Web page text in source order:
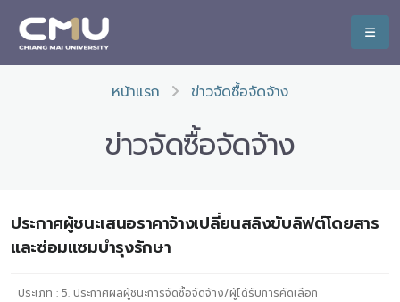
หน้าแรก ข่าวจัดซื้อจัดจ้าง
ข่าวจัดซื้อจัดจ้าง
ประกาศผู้ชนะเสนอราคาจ้างเปลี่ยนสลิงขับลิฟต์โดยสาร
และซ่อมแซมบำรุงรักษา
ประเภท : 5. ประกาศผลผู้ชนะการจัดซื้อจัดจ้าง/ผู้ได้รับการคัดเลือก